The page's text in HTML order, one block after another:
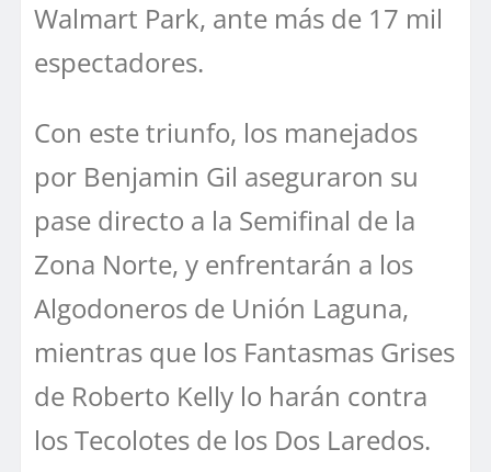
Walmart Park, ante más de 17 mil
espectadores.
Con este triunfo, los manejados
por Benjamin Gil aseguraron su
pase directo a la Semifinal de la
Zona Norte, y enfrentarán a los
Algodoneros de Unión Laguna,
mientras que los Fantasmas Grises
de Roberto Kelly lo harán contra
los Tecolotes de los Dos Laredos.